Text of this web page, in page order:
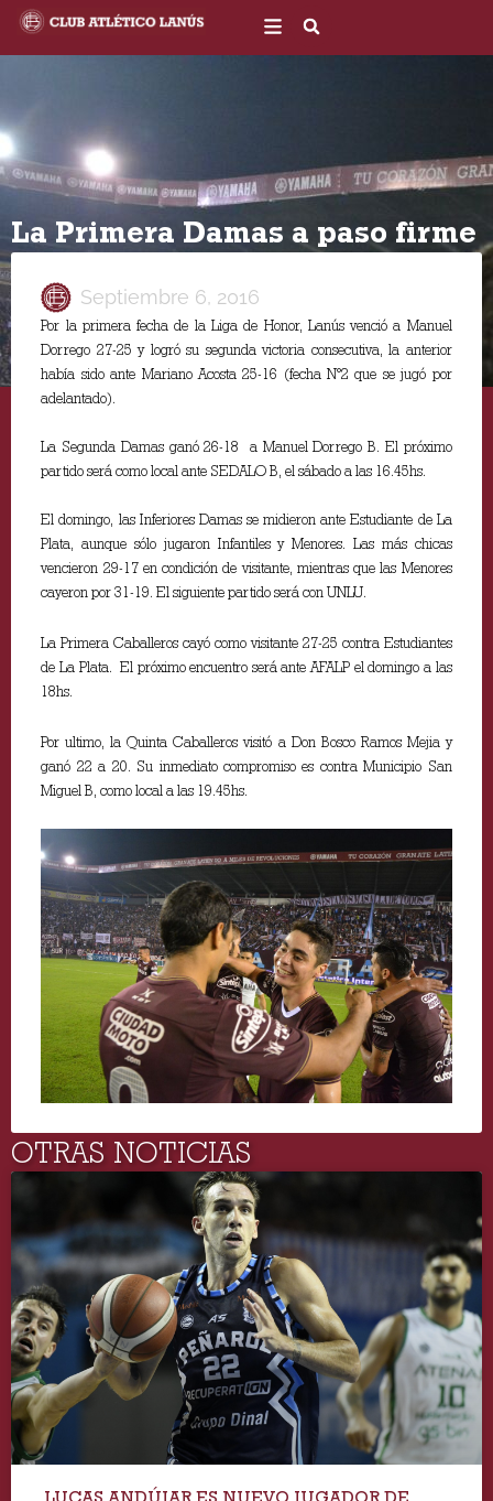
contenido
La Primera Damas a paso firme
Septiembre 6, 2016
Por la primera fecha de la Liga de Honor, Lanús venció a Manuel
Dorrego 27-25 y logró su segunda victoria consecutiva, la anterior
había sido ante Mariano Acosta 25-16 (fecha N°2 que se jugó por
adelantado).
La Segunda Damas ganó 26-18 a Manuel Dorrego B. El próximo
partido será como local ante SEDALO B, el sábado a las 16.45hs.
El domingo, las Inferiores Damas se midieron ante Estudiante de La
Plata, aunque sólo jugaron Infantiles y Menores. Las más chicas
vencieron 29-17 en condición de visitante, mientras que las Menores
cayeron por 31-19. El siguiente partido será con UNLU.
La Primera Caballeros cayó como visitante 27-25 contra Estudiantes
de La Plata. El próximo encuentro será ante AFALP el domingo a las
18hs.
Por ultimo, la Quinta Caballeros visitó a Don Bosco Ramos Mejia y
ganó 22 a 20. Su inmediato compromiso es contra Municipio San
Miguel B, como local a las 19.45hs.
OTRAS NOTICIAS
LUCAS ANDÚJAR ES NUEVO JUGADOR DE